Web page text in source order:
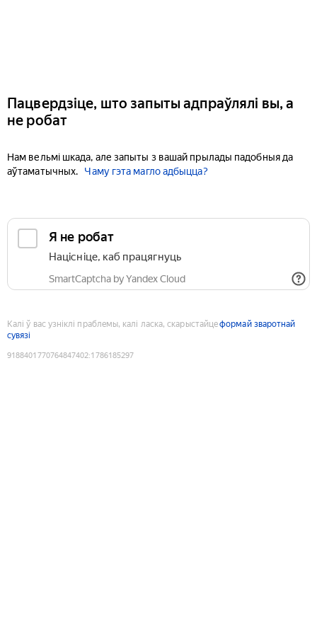
Пацвердзіце, што запыты адпраўлялі вы, а
не робат
Нам вельмі шкада, але запыты з вашай прылады падобныя да
аўтаматычных.
Чаму гэта магло адбыцца?
Я не робат
Націсніце, каб працягнуць
SmartCaptcha by Yandex Cloud
Калі ў вас узніклі праблемы, калі ласка, скарыстайцеформай зваротнай
сувязі
9188401770764847402:1786185297